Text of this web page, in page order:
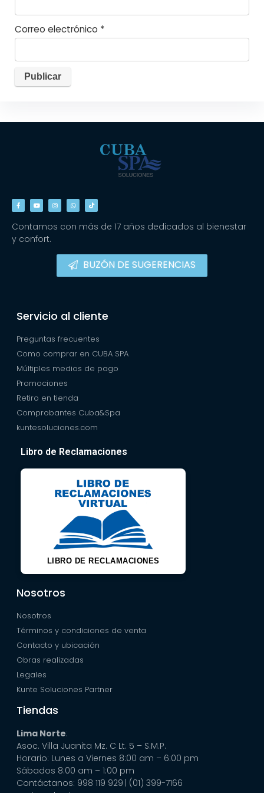
Correo electrónico *
Contamos con más de 17 años dedicados al bienestar
y confort.
BUZÓN DE SUGERENCIAS
Servicio al cliente
Preguntas frecuentes
Como comprar en CUBA SPA
Múltiples medios de pago
Promociones
Retiro en tienda
Comprobantes Cuba&Spa
kuntesoluciones.com
Libro de Reclamaciones
LIBRO DE RECLAMACIONES
Nosotros
Nosotros
Términos y condiciones de venta
Contacto y ubicación
Obras realizadas
Legales
Kunte Soluciones Partner
Tiendas
Lima Norte:
Asoc. Villa Juanita Mz. C Lt. 5 – S.M.P.
Horario: Lunes a Viernes 8:00 am – 6:00 pm
Sábados 8:00 am – 1:00 pm
Contáctanos: 998 119 929 | (01) 399-7166